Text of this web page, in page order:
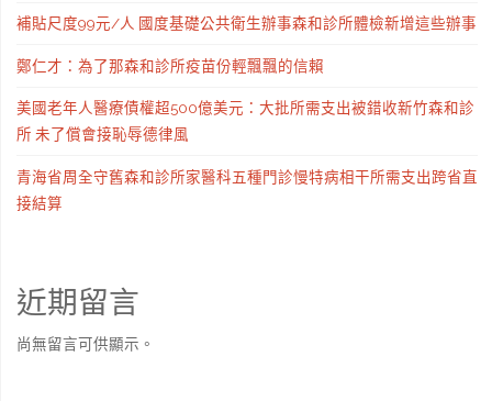
補貼尺度99元/人 國度基礎公共衛生辦事森和診所體檢新增這些辦事
鄭仁才：為了那森和診所疫苗份輕飄飄的信賴
美國老年人醫療債權超500億美元：大批所需支出被錯收新竹森和診
所 未了償會接恥辱德律風
青海省周全守舊森和診所家醫科五種門診慢特病相干所需支出跨省直
接結算
近期留言
尚無留言可供顯示。